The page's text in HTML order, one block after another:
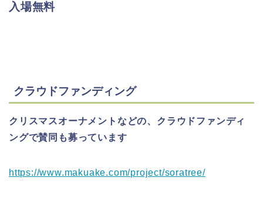
入場無料
クラウドファンディング
クリスマスオーナメントなどの、クラウドファンディ
ングで賛同も募っています
https://www.makuake.com/project/soratree/